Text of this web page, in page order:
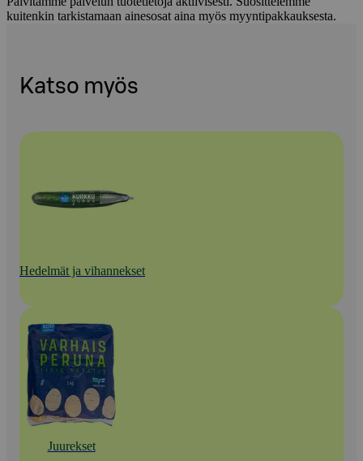
kuitenkin tarkistamaan ainesosat aina myös myyntipakkauksesta.
Katso myös
Hedelmät ja vihannekset
Juurekset